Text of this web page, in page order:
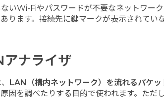
いWi-Fiやパスワードが不要なネットワー
ります。接続先に鍵マークが表示されて
ナライザ
LAN（構内ネットワーク）を流れるパケ
因を調べたりする目的で使われます。ただ